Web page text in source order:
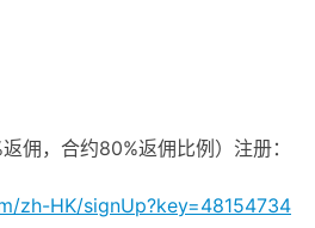
佣，合约80%返佣比例）注册：
zh-HK/signUp?key=48154734